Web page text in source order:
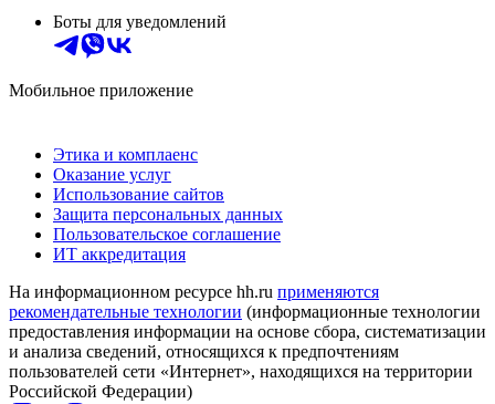
Боты для уведомлений
Мобильное приложение
Этика и комплаенс
Оказание услуг
Использование сайтов
Защита персональных данных
Пользовательское соглашение
ИТ аккредитация
На информационном ресурсе hh.ru применяются
рекомендательные технологии (информационные технологии
предоставления информации на основе сбора, систематизации
и анализа сведений, относящихся к предпочтениям
пользователей сети «Интернет», находящихся на территории
Российской Федерации)